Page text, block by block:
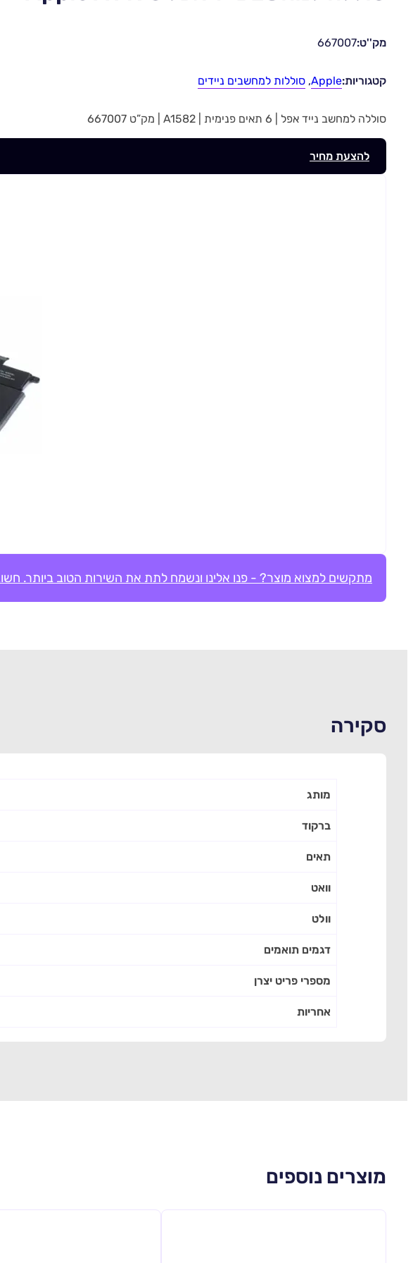
מק''ט:667007
קטגוריות:Apple
, סוללות למחשבים ניידים
סוללה למחשב נייד אפל | 6 תאים פנימית | A1582 | מק”ט 667007
להצעת מחיר
מתקשים למצוא מוצר? - פנו אלינו ונשמח לתת את השירות הטוב ביותר.
סקירה
מותג
ברקוד
תאים
וואט
וולט
דגמים תואמים
מספרי פריט יצרן
אחריות
מוצרים נוספים